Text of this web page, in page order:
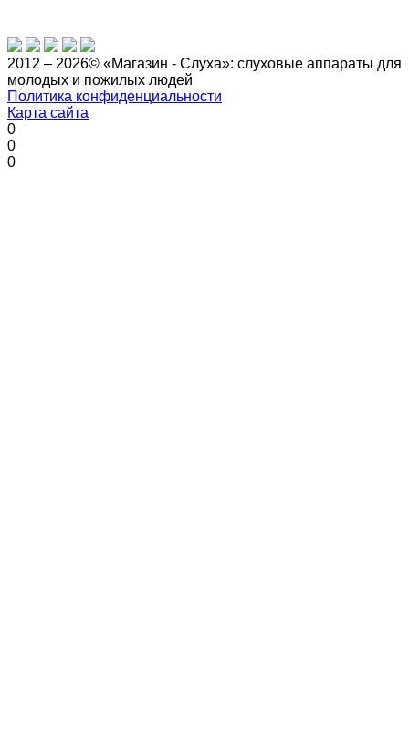
2012 – 2026© «Магазин - Слуха»: слуховые аппараты для
молодых и пожилых людей
Политика конфиденциальности
Карта сайта
0
0
0